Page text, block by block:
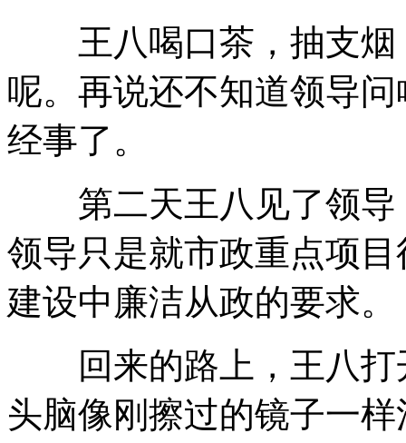
王八喝口茶，抽支烟
呢。再说还不知道领导
经事了。
第二天王八见了领导
领导只是就市政重点项
建设中廉洁从政的要求。
回来的路上，王八打
头脑像刚擦过的镜子一